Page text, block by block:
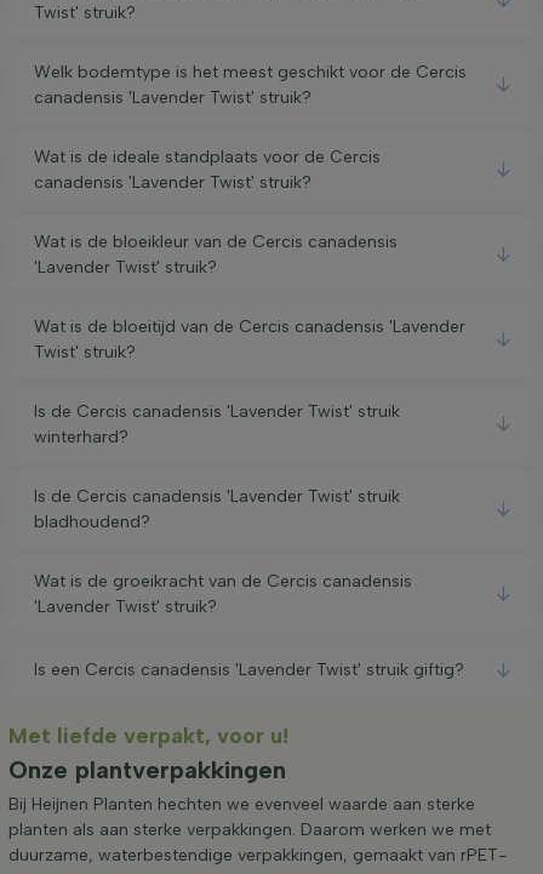
Twist' struik?
Welk bodemtype is het meest geschikt voor de Cercis
canadensis 'Lavender Twist' struik?
Wat is de ideale standplaats voor de Cercis
canadensis 'Lavender Twist' struik?
Wat is de bloeikleur van de Cercis canadensis
'Lavender Twist' struik?
Wat is de bloeitijd van de Cercis canadensis 'Lavender
Twist' struik?
Is de Cercis canadensis 'Lavender Twist' struik
winterhard?
Is de Cercis canadensis 'Lavender Twist' struik
bladhoudend?
Wat is de groeikracht van de Cercis canadensis
'Lavender Twist' struik?
Is een Cercis canadensis 'Lavender Twist' struik giftig?
Met liefde verpakt, voor u!
Onze plantverpakkingen
Bij Heijnen Planten hechten we evenveel waarde aan sterke
planten als aan sterke verpakkingen. Daarom werken we met
duurzame, waterbestendige verpakkingen, gemaakt van rPET-